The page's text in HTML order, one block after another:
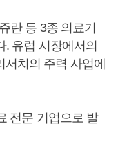
란 등 3종 의료기
. 유럽 시장에서의
치의 주력 사업에
전문 기업으로 발